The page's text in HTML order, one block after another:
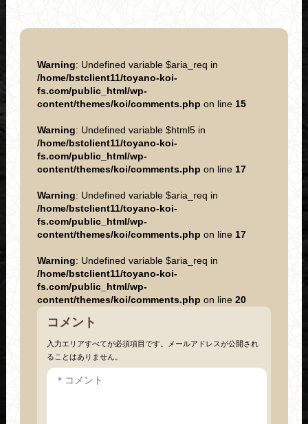
Warning: Undefined variable $aria_req in
/home/bstclient11/toyano-koi-
fs.com/public_html/wp-
content/themes/koi/comments.php on line 15
Warning: Undefined variable $html5 in
/home/bstclient11/toyano-koi-
fs.com/public_html/wp-
content/themes/koi/comments.php on line 17
Warning: Undefined variable $aria_req in
/home/bstclient11/toyano-koi-
fs.com/public_html/wp-
content/themes/koi/comments.php on line 17
Warning: Undefined variable $aria_req in
/home/bstclient11/toyano-koi-
fs.com/public_html/wp-
content/themes/koi/comments.php on line 20
コメント
入力エリアすべてが必須項目です。メールアドレスが公開され
ることはありません。